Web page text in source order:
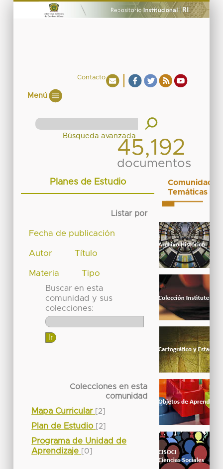
Contacto
Menú
45,192
documentos
Planes de Estudio
Listar por
Fecha de publicación
Autor Título
Materia
Tipo
Buscar en esta
comunidad y sus
colecciones:
Colecciones en esta
comunidad
Mapa Curricular
[2]
Plan de Estudio [2]
Programa de Unidad de
Aprendizaje
[0]
Comunidades
Temáticas